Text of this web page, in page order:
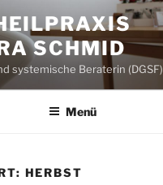
SCHMID
systemische Beraterin (DGSF)
Menü
HERBST